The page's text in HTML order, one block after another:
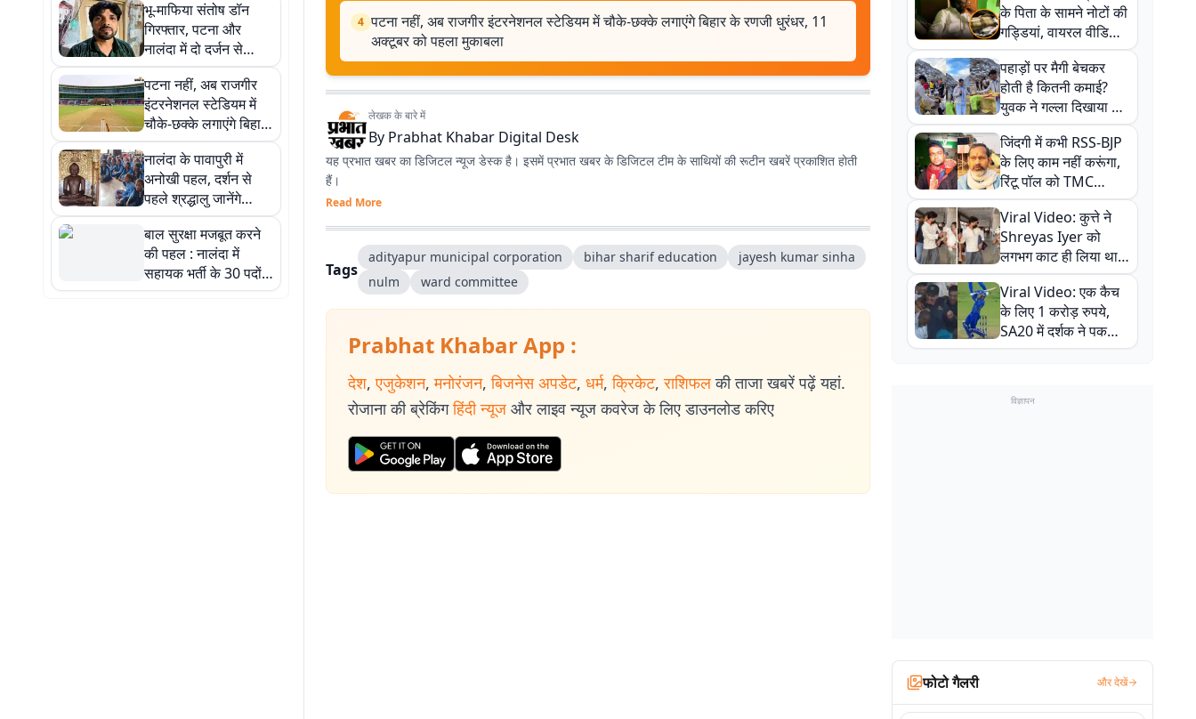
भू-माफिया संतोष डॉन
गिरफ्तार, पटना और
नालंदा में दो दर्जन से
अधिक केस दर्ज, STF ने
दबोचा
पटना नहीं, अब राजगीर
इंटरनेशनल स्टेडियम में
चौके-छक्के लगाएंगे बिहार
के रणजी धुरंधर, 11
अक्टूबर को पहला
मुकाबला
नालंदा के पावापुरी में
अनोखी पहल, दर्शन से
पहले श्रद्धालु जानेंगे
भगवान महावीर का जीवन
दर्शन
बाल सुरक्षा मजबूत करने
की पहल : नालंदा में
सहायक भर्ती के 30 पदों
पर निकली वैकेंसी, प्रति
4 पटना नहीं, अब राजगीर इंटरनेशनल स्टेडियम में चौके-छक्के लगाएंगे बिहार के रणजी धुरंधर, 11
अक्टूबर को पहला मुकाबला
लेखक के बारे में
By Prabhat Khabar Digital Desk
यह प्रभात खबर का डिजिटल न्यूज डेस्क है। इसमें प्रभात खबर के डिजिटल टीम के साथियों की रूटीन खबरें प्रकाशित होती
हैं।
Read More
Tags
adityapur municipal corporation bihar sharif education
jayesh kumar sinha
nulm
ward committee
Prabhat Khabar App :
देश, एजुकेशन, मनोरंजन, बिजनेस अपडेट, धर्म, क्रिकेट, राशिफल की ताजा खबरें पढ़ें यहां.
रोजाना की ब्रेकिंग हिंदी न्यूज और लाइव न्यूज कवरेज के लिए डाउनलोड करिए
के पिता के सामने नोटों की
गड्डियां, वायरल वीडियो
से राजनीति में उबाल,
अजित महतो बोले- TMC
की गंदी चाल
पहाड़ों पर मैगी बेचकर
होती है कितनी कमाई?
युवक ने गल्ला दिखाया तो
नौकरी वालों के खड़े हो गए
कान
जिंदगी में कभी RSS-BJP
के लिए काम नहीं करूंगा,
रिंटू पॉल को TMC
ऑफिस में ले जाकर पीटा,
Video वायरल
Viral Video: कुत्ते ने
Shreyas Iyer को
लगभग काट ही लिया था,
न्यूजीलैंड सीरीज से पहले
बाल-बाल बचे
Viral Video: एक कैच
के लिए 1 करोड़ रुपये,
SA20 में दर्शक ने पकड़ा
एक हाथ से गजब का कैच
विज्ञापन
फोटो गैलरी और देखें